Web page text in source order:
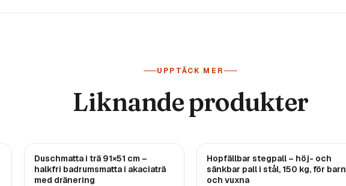
UPPTÄCK MER
Liknande produkter
Duschmatta i trä 91×51 cm –
halkfri badrumsmatta i akaciaträ
med dränering
Hopfällbar stegpall – höj- och
sänkbar pall i stål, 150 kg, för barn
och vuxna